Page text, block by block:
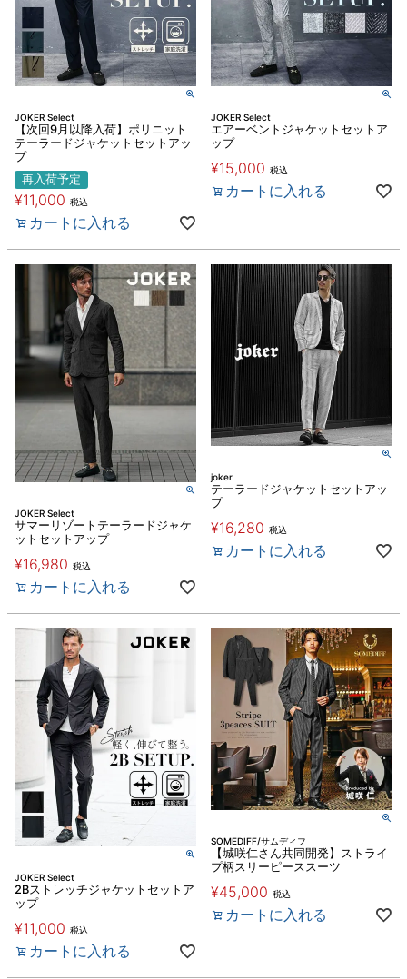
JOKER Select
【次回9月以降入荷】ポリニット
テーラードジャケットセットアッ
プ
再入荷予定
¥11,000 税込
カートに入れる
JOKER Select
エアーベントジャケットセットア
ップ
¥15,000 税込
カートに入れる
JOKER Select
サマーリゾートテーラードジャケ
ットセットアップ
¥16,980 税込
カートに入れる
joker
テーラードジャケットセットアッ
プ
¥16,280 税込
カートに入れる
JOKER Select
2Bストレッチジャケットセットア
ップ
¥11,000 税込
カートに入れる
SOMEDIFF/サムディフ
【城咲仁さん共同開発】ストライ
プ柄スリーピーススーツ
¥45,000 税込
カートに入れる